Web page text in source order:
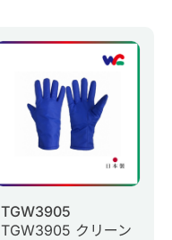
TGW3905
TGW3905 クリーン